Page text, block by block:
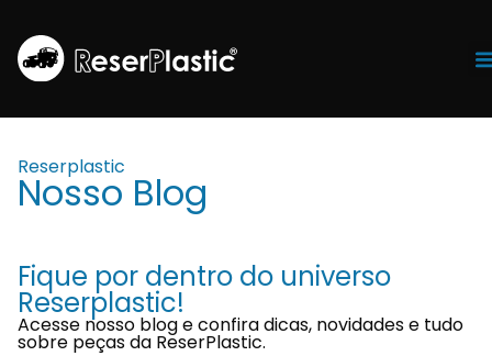
Reserplastic
Nosso Blog
Fique por dentro do universo
Reserplastic!
Acesse nosso blog e confira dicas, novidades e tudo
sobre peças da ReserPlastic.